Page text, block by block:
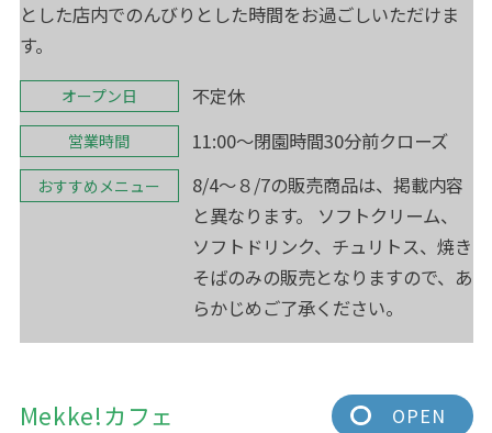
とした店内でのんびりとした時間をお過ごしいただけま
す。
オープン日 不定休
営業時間 11:00～閉園時間30分前クローズ
おすすめメニュー
8/4～８/7の販売商品は、掲載内容
と異なります。 ソフトクリーム、
ソフトドリンク、チュリトス、焼き
そばのみの販売となりますので、あ
らかじめご了承ください。
Mekke!カフェ OPEN